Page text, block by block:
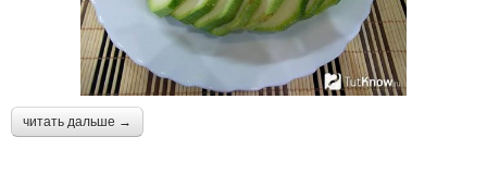
читать дальше →